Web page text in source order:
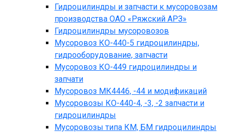
Гидроцилиндры и запчасти к мусоровозам
производства ОАО «Ряжский АРЗ»
Гидроцилиндры мусоровозов
Мусоровоз КО-440-5 гидроцилиндры,
гидрооборудование, запчасти
Мусоровоз КО-449 гидроцилиндры и
запчати
Мусоровоз МК4446, -44 и модификаций
Мусоровозы КО-440-4, -3, -2 запчасти и
гидроцилиндры
Мусоровозы типа КМ, БМ гидроцилиндры